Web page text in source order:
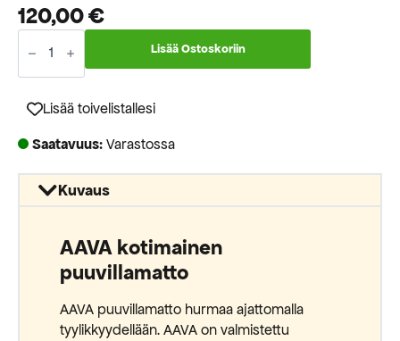
120,00€
AAVA
kotimainen
puuvillamatto
määrä
Lisää Ostoskoriin
Lisää toivelistallesi
Saatavuus: Varastossa
Kuvaus
AAVA kotimainen
puuvillamatto
AAVA puuvillamatto hurmaa ajattomalla
tyylikkyydellään. AAVA on valmistettu